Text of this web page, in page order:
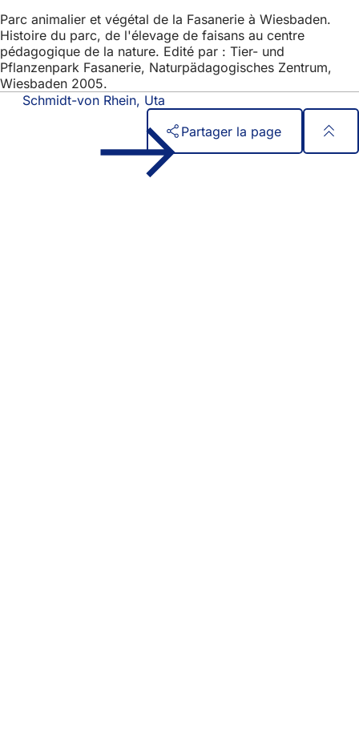
Parc animalier et végétal de la Fasanerie à Wiesbaden.
Histoire du parc, de l'élevage de faisans au centre
pédagogique de la nature. Edité par : Tier- und
Pflanzenpark Fasanerie, Naturpädagogisches Zentrum,
Wiesbaden 2005.
Schmidt-von Rhein, Uta
Partager la page